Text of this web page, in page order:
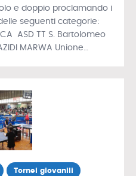
e doppio proclamando i
seguenti categorie:
ASD TT S. Bartolomeo
MARWA Unione…
Tornei giovanili